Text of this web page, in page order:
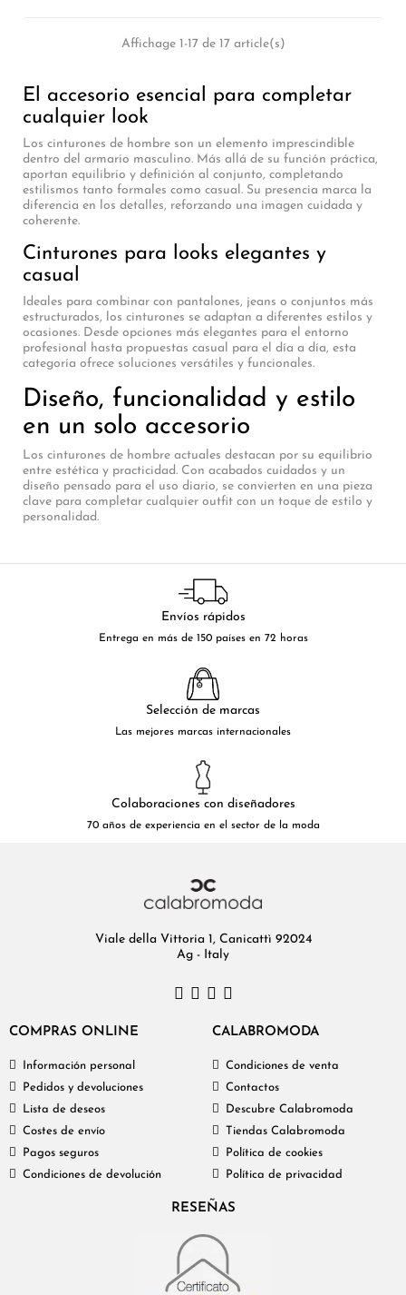
Affichage 1-17 de 17 article(s)
El accesorio esencial para completar
cualquier look
Los cinturones de hombre son un elemento imprescindible
dentro del armario masculino. Más allá de su función práctica,
aportan equilibrio y definición al conjunto, completando
estilismos tanto formales como casual. Su presencia marca la
diferencia en los detalles, reforzando una imagen cuidada y
coherente.
Cinturones para looks elegantes y
casual
Ideales para combinar con pantalones, jeans o conjuntos más
estructurados, los cinturones se adaptan a diferentes estilos y
ocasiones. Desde opciones más elegantes para el entorno
profesional hasta propuestas casual para el día a día, esta
categoría ofrece soluciones versátiles y funcionales.
Diseño, funcionalidad y estilo
en un solo accesorio
Los cinturones de hombre actuales destacan por su equilibrio
entre estética y practicidad. Con acabados cuidados y un
diseño pensado para el uso diario, se convierten en una pieza
clave para completar cualquier outfit con un toque de estilo y
personalidad.
Envíos rápidos
Entrega en más de 150 países en 72 horas
Selección de marcas
Las mejores marcas internacionales
Colaboraciones con diseñadores
70 años de experiencia en el sector de la moda
Viale della Vittoria 1, Canicattì 92024
Ag - Italy
COMPRAS ONLINE
Información personal
Pedidos y devoluciones
Lista de deseos
Costes de envío
Pagos seguros
Condiciones de devolución
CALABROMODA
Condiciones de venta
Contactos
Descubre Calabromoda
Tiendas Calabromoda
Política de cookies
Política de privacidad
RESEÑAS